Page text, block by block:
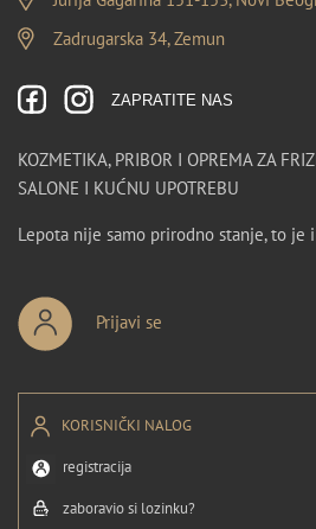
Zadrugarska 34, Zemun
ZAPRATITE NAS
KOZMETIKA, PRIBOR I OPREMA ZA
SALONE I KUĆNU UPOTREBU
Lepota nije samo prirodno stanje, to je
Prijavi se
KORISNIČKI NALOG
registracija
zaboravio si lozinku?